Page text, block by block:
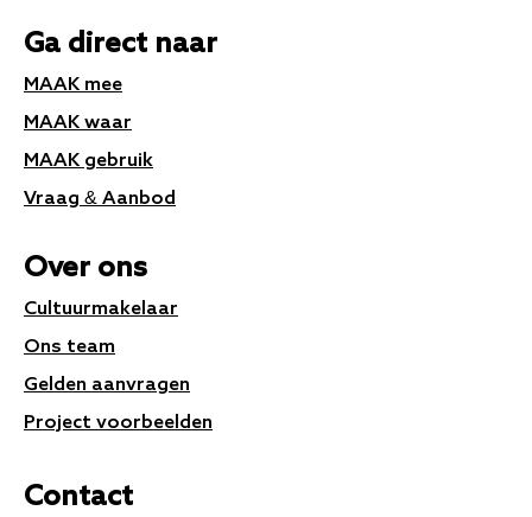
Ga direct naar
MAAK mee
MAAK waar
MAAK gebruik
Vraag & Aanbod
Over ons
Cultuurmakelaar
Ons team
Gelden aanvragen
Project voorbeelden
Contact